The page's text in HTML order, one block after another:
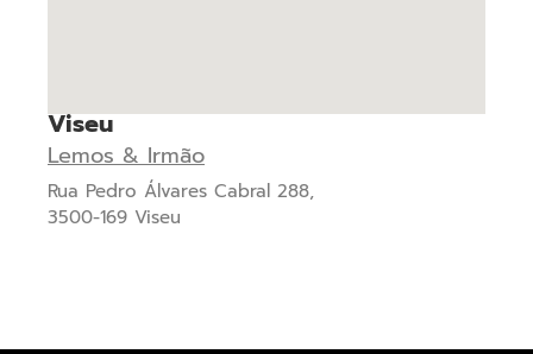
Viseu
Lemos & Irmão
Rua Pedro Álvares Cabral 288,
3500-169 Viseu